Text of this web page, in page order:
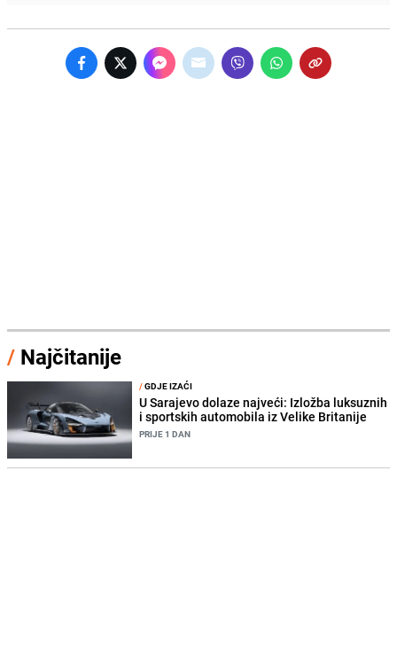
/ Najčitanije
/GDJE IZAĆI
U Sarajevo dolaze najveći: Izložba luksuznih
i sportskih automobila iz Velike Britanije
PRIJE 1 DAN